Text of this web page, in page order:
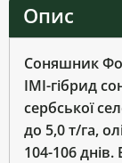
Опис
Соняшник
ІМІ-гібрид
сербської
до 5,0 т/га,
104-106